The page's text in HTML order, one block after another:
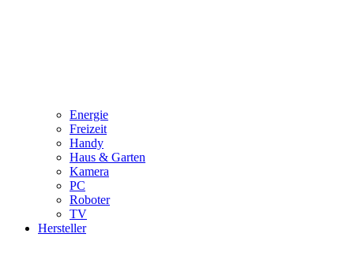
Energie
Freizeit
Handy
Haus & Garten
Kamera
PC
Roboter
TV
Hersteller